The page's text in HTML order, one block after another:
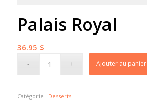
Palais Royal
36.95 $
Ajouter au panier
Catégorie : Desserts